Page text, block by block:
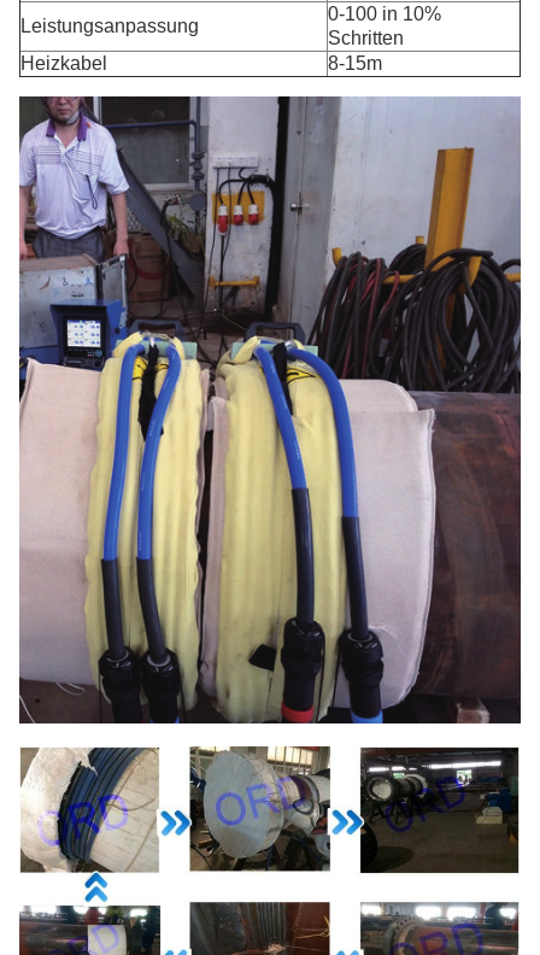
Leistungsanpassung
0-100 in 10%
Schritten
Heizkabel
8-15m